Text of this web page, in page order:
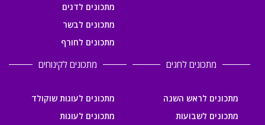
מתכונים לדגים
מתכונים לבשר
מתכונים לחורף
מתכונים לחגים
מתכונים לראש השנה
מתכונים לשבועות
מתכונים לקינוחים
מתכונים לעוגות שוקולד
מתכונים לעוגות